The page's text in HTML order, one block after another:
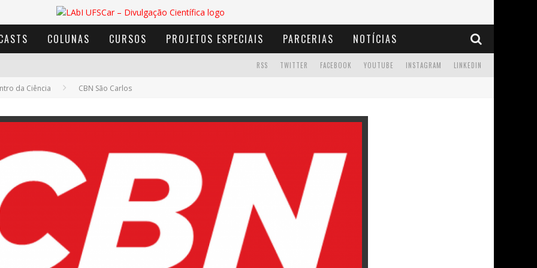
COLUNAS CURSOS PROJETOS ESPECIAIS PARCERIAS NOTÍCIAS
COM OS MOINHOS DE VENTO
LINKEDIN
INSTAGRAM
YOUTUBE
FACEBOOK
TWITTER
RSS
da Ciência CBN São Carlos